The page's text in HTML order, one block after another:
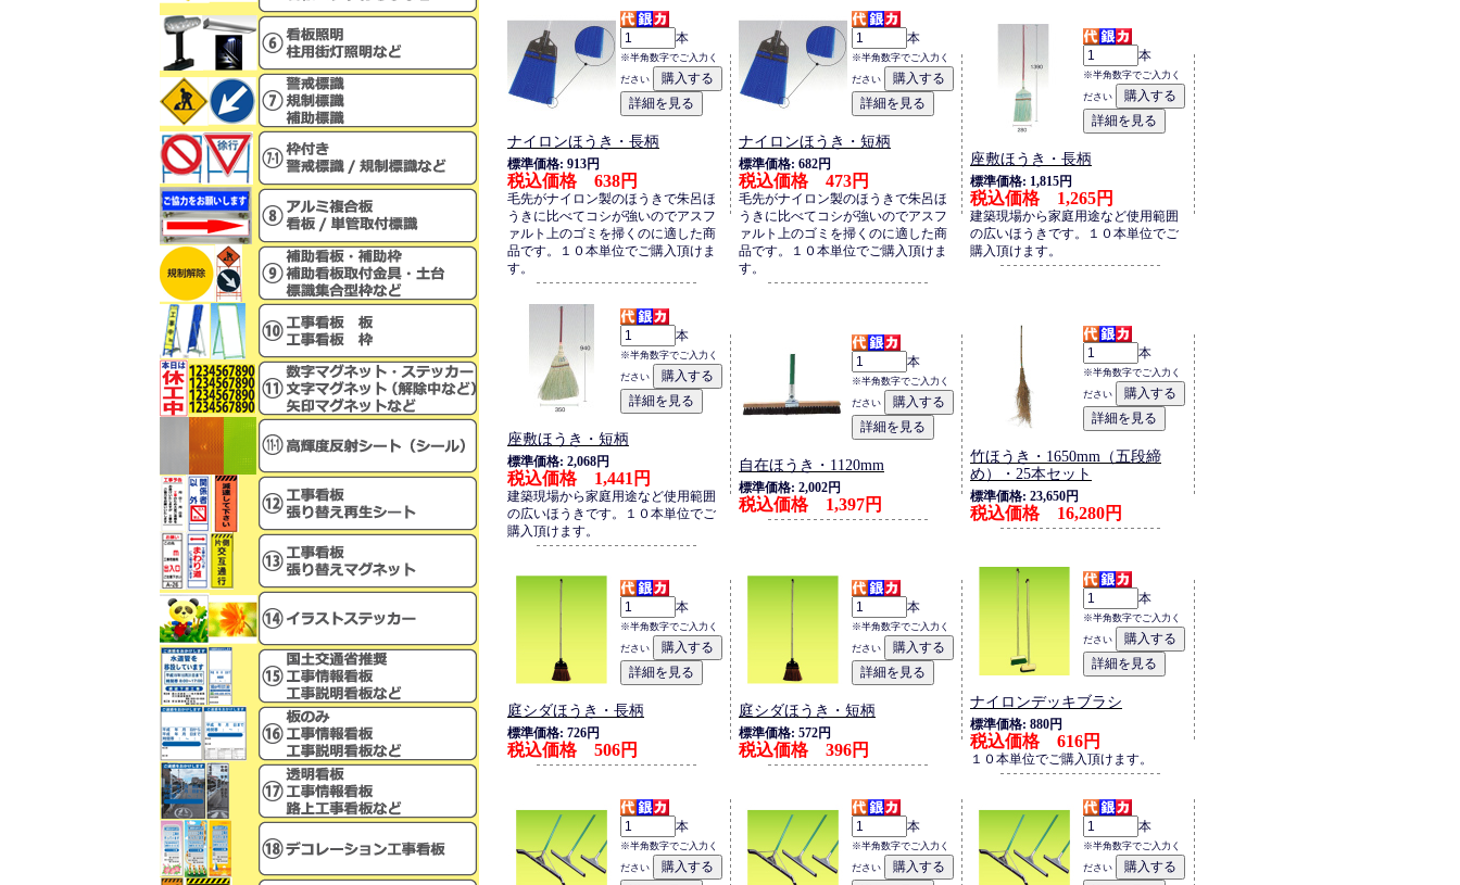
本
※半角数字でご入力く
ださい
ナイロンほうき・長柄
標準価格: 913円
税込価格 638円
毛先がナイロン製のほうきで朱呂ほ
うきに比べてコシが強いのでアスフ
ァルト上のゴミを掃くのに適した商
品です。１０本単位でご購入頂けま
す。
本
※半角数字でご入力く
ださい
ナイロンほうき・短柄
標準価格: 682円
税込価格 473円
毛先がナイロン製のほうきで朱呂ほ
うきに比べてコシが強いのでアスフ
ァルト上のゴミを掃くのに適した商
品です。１０本単位でご購入頂けま
す。
本
※半角数字でご入力く
ださい
座敷ほうき・長柄
標準価格: 1,815円
税込価格 1,265円
建築現場から家庭用途など使用範囲
の広いほうきです。１０本単位でご
購入頂けます。
本
※半角数字でご入力く
ださい
座敷ほうき・短柄
標準価格: 2,068円
税込価格 1,441円
建築現場から家庭用途など使用範囲
の広いほうきです。１０本単位でご
購入頂けます。
本
※半角数字でご入力く
ださい
自在ほうき・1120mm
標準価格: 2,002円
税込価格 1,397円
本
※半角数字でご入力く
ださい
竹ほうき・1650mm（五段締
め）・25本セット
標準価格: 23,650円
税込価格 16,280円
本
※半角数字でご入力く
ださい
庭シダほうき・長柄
標準価格: 726円
税込価格 506円
本
※半角数字でご入力く
ださい
庭シダほうき・短柄
標準価格: 572円
税込価格 396円
本
※半角数字でご入力く
ださい
ナイロンデッキブラシ
標準価格: 880円
税込価格 616円
１０本単位でご購入頂けます。
本
※半角数字でご入力く
ださい
本
※半角数字でご入力く
ださい
本
※半角数字でご入力く
ださい